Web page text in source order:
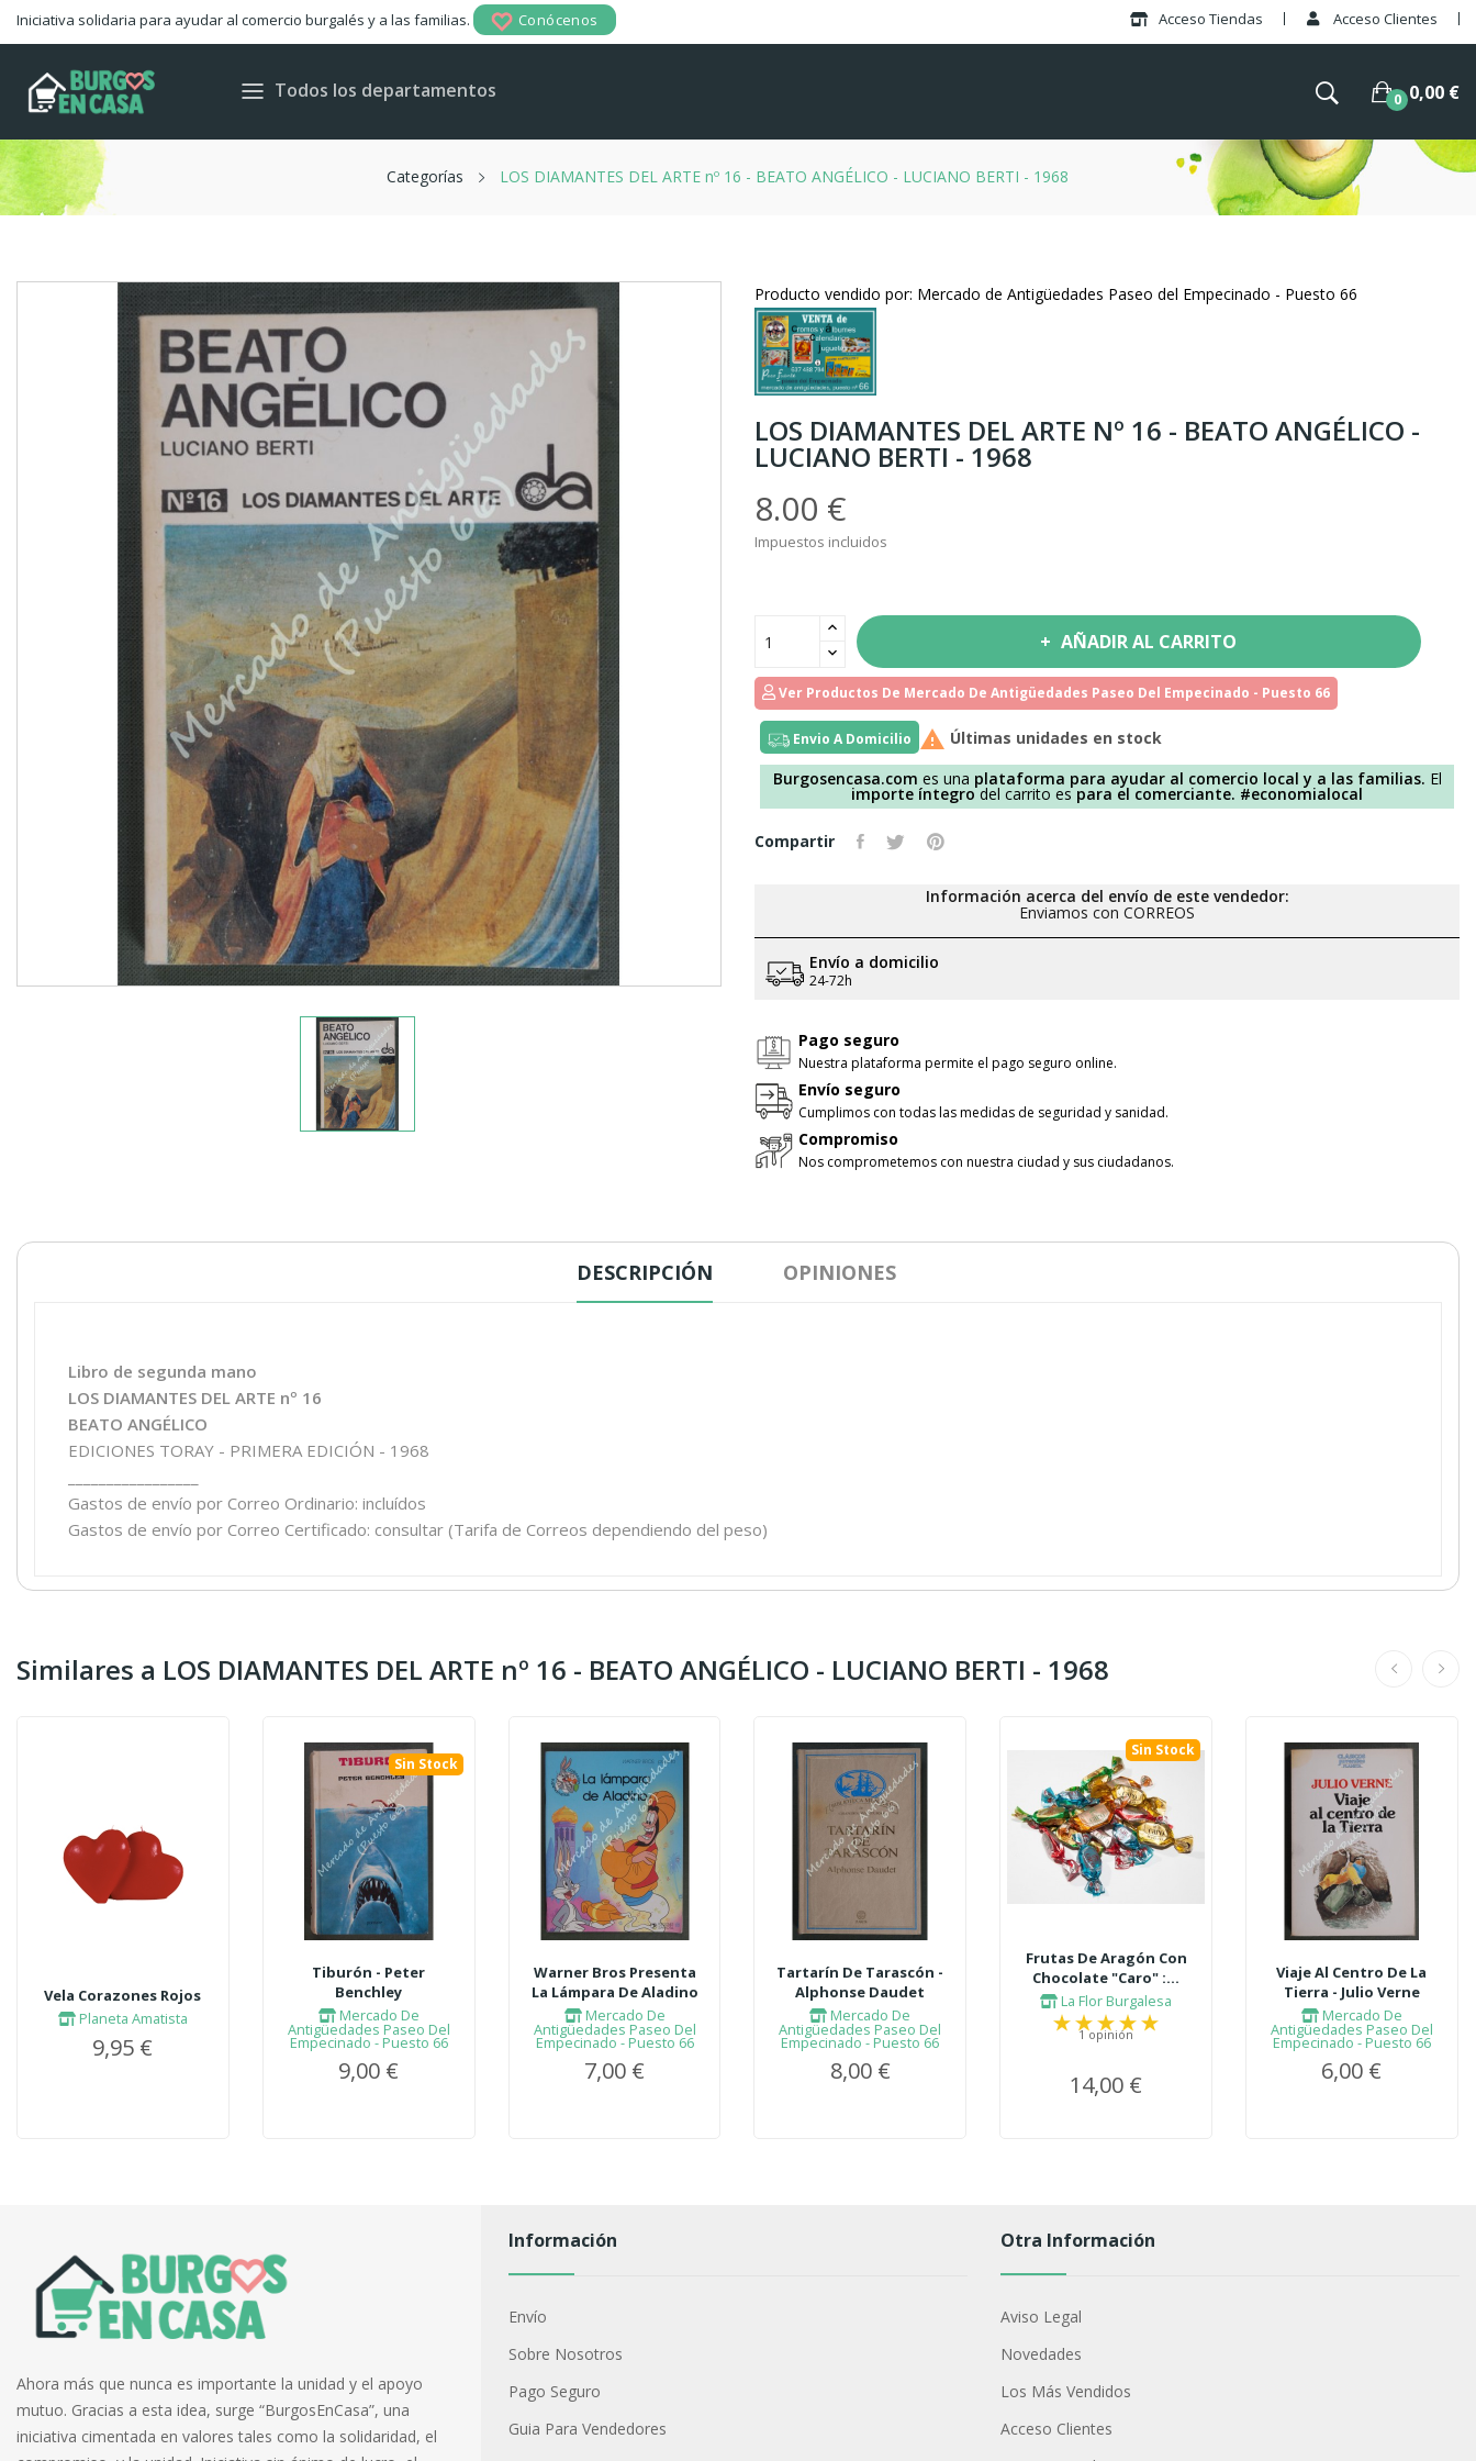
Acceso Clientes
Acceso Tiendas
Iniciativa solidaria para ayudar al comercio burgalés y a las familias. Conócenos
Todos los departamentos 0 0,00 €
Categorías LOS DIAMANTES DEL ARTE nº 16 - BEATO ANGÉLICO - LUCIANO BERTI - 1968
Producto vendido por: Mercado de Antigüedades Paseo del Empecinado - Puesto 66
LOS DIAMANTES DEL ARTE Nº 16 - BEATO ANGÉLICO -
LUCIANO BERTI - 1968
8.00 €
Impuestos incluidos
AÑADIR AL CARRITO
Ver Productos De Mercado De Antigüedades Paseo Del Empecinado - Puesto 66
Envio A Domicilio  Últimas unidades en stock
Burgosencasa.com es una plataforma para ayudar al comercio local y a las familias. El
importe íntegrodel carrito es para el comerciante. #economialocal
Compartir
Información acerca del envío de este vendedor:
Enviamos con CORREOS
Envío a domicilio
24-72h
Pago seguro
Nuestra plataforma permite el pago seguro online.
Envío seguro
Cumplimos con todas las medidas de seguridad y sanidad.
Compromiso
Nos comprometemos con nuestra ciudad y sus ciudadanos.
DESCRIPCIÓN OPINIONES
Libro de segunda mano
LOS DIAMANTES DEL ARTE nº 16
BEATO ANGÉLICO
EDICIONES TORAY - PRIMERA EDICIÓN - 1968
Gastos de envío por Correo Ordinario: incluídos
Gastos de envío por Correo Certificado: consultar (Tarifa de Correos dependiendo del peso)
Similares a LOS DIAMANTES DEL ARTE nº 16 - BEATO ANGÉLICO - LUCIANO BERTI - 1968
Vela Corazones Rojos
Planeta Amatista
9,95 €
Sin Stock
Tiburón - Peter
Benchley
Mercado De
Antigüedades Paseo Del
Empecinado - Puesto 66
9,00 €
Warner Bros Presenta
La Lámpara De Aladino
Mercado De
Antigüedades Paseo Del
Empecinado - Puesto 66
7,00 €
Tartarín De Tarascón -
Alphonse Daudet
Mercado De
Antigüedades Paseo Del
Empecinado - Puesto 66
8,00 €
Sin Stock
Frutas De Aragón Con
Chocolate "Caro" :...
La Flor Burgalesa
1 opinión
14,00 €
Viaje Al Centro De La
Tierra - Julio Verne
Mercado De
Antigüedades Paseo Del
Empecinado - Puesto 66
6,00 €
Ahora más que nunca es importante la unidad y el apoyo
mutuo. Gracias a esta idea, surge “BurgosEnCasa”, una
iniciativa cimentada en valores tales como la solidaridad, el
Información
Envío
Sobre Nosotros
Pago Seguro
Guia Para Vendedores
Otra Información
Aviso Legal
Novedades
Los Más Vendidos
Acceso Clientes